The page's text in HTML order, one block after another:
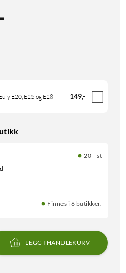
E20, E25 og E28 149,-
20+ st
Finnes i 6 butikker.
LEGG I HANDLEKURV